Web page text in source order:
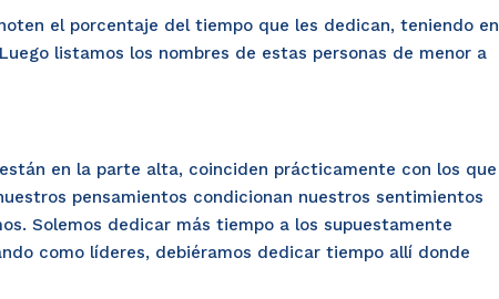
el porcentaje del tiempo que les dedican, teniendo en
listamos los nombres de estas personas de menor a
en la parte alta, coinciden prácticamente con los que
pensamientos condicionan nuestros sentimientos
Solemos dedicar más tiempo a los supuestamente
como líderes, debiéramos dedicar tiempo allí donde